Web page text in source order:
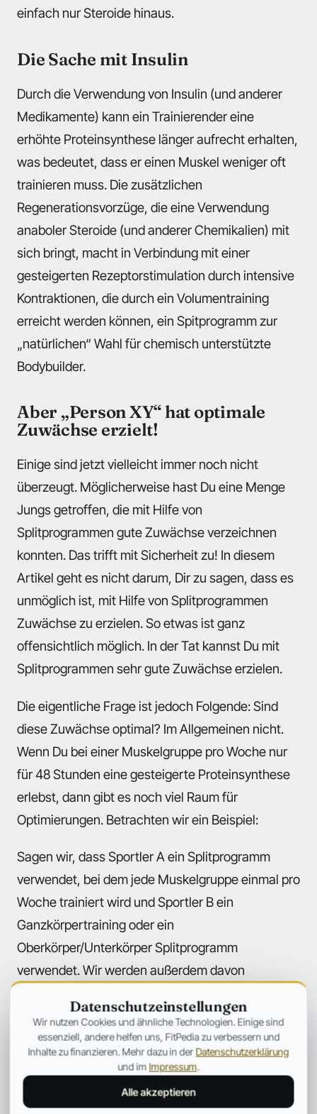
einfach nur Steroide hinaus.
Die Sache mit Insulin
Durch die Verwendung von Insulin (und anderer
Medikamente) kann ein Trainierender eine
erhöhte Proteinsynthese länger aufrecht erhalten,
was bedeutet, dass er einen Muskel weniger oft
trainieren muss. Die zusätzlichen
Regenerationsvorzüge, die eine Verwendung
anaboler Steroide (und anderer Chemikalien) mit
sich bringt, macht in Verbindung mit einer
gesteigerten Rezeptorstimulation durch intensive
Kontraktionen, die durch ein Volumentraining
erreicht werden können, ein Spitprogramm zur
„natürlichen“ Wahl für chemisch unterstützte
Bodybuilder.
Aber „Person XY“ hat optimale
Zuwächse erzielt!
Einige sind jetzt vielleicht immer noch nicht
überzeugt. Möglicherweise hast Du eine Menge
Jungs getroffen, die mit Hilfe von
Splitprogrammen gute Zuwächse verzeichnen
konnten. Das trifft mit Sicherheit zu! In diesem
Artikel geht es nicht darum, Dir zu sagen, dass es
unmöglich ist, mit Hilfe von Splitprogrammen
Zuwächse zu erzielen. So etwas ist ganz
offensichtlich möglich. In der Tat kannst Du mit
Splitprogrammen sehr gute Zuwächse erzielen.
Die eigentliche Frage ist jedoch Folgende: Sind
diese Zuwächse optimal? Im Allgemeinen nicht.
Wenn Du bei einer Muskelgruppe pro Woche nur
für 48 Stunden eine gesteigerte Proteinsynthese
erlebst, dann gibt es noch viel Raum für
Optimierungen. Betrachten wir ein Beispiel:
Sagen wir, dass Sportler A ein Splitprogramm
verwendet, bei dem jede Muskelgruppe einmal pro
Woche trainiert wird und Sportler B ein
Ganzkörpertraining oder ein
Oberkörper/Unterkörper Splitprogramm
verwendet. Wir werden außerdem davon
Konsistenz, Ernährung, Supplementation, Ruhe,
usw.
Während der ersten 3 Jahre kann
Sportler A, „Mr. Splitprogramm“,
folgende Zuwächse verzeichnen:
Datenschutzeinstellungen
Wir nutzen Cookies und ähnliche Technologien. Einige sind
essenziell, andere helfen uns, FitPedia zu verbessern und
Inhalte zu finanzieren. Mehr dazu in derDatenschutzerklärung
und im Impressum.
Alle akzeptieren